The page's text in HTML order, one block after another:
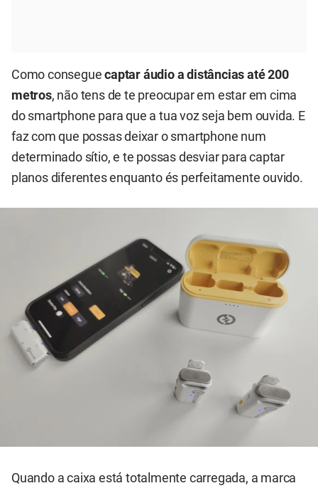
Como conseguecaptar áudio a distâncias até 200
metros, não tens de te preocupar em estar em cima
do smartphone para que a tua voz seja bem ouvida. E
faz com que possas deixar o smartphone num
determinado sítio, e te possas desviar para captar
planos diferentes enquanto és perfeitamente ouvido.
Quando a caixa está totalmente carregada, a marca